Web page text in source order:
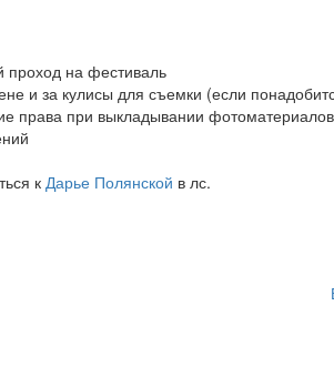
проход на фестиваль
и за кулисы для съемки (если
права при выкладывании
кДарье Полянской в лс.